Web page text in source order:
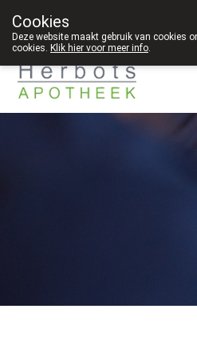
Cookies
Deze website maakt gebruik van cookies
cookies. Klik hier voor meer info.